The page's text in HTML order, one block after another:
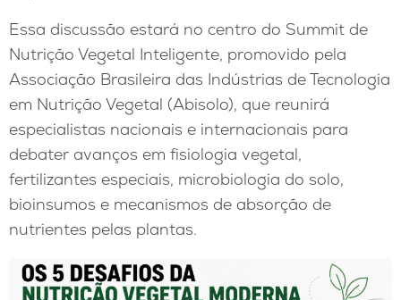
Essa discussão estará no centro do Summit de
Nutrição Vegetal Inteligente, promovido pela
Associação Brasileira das Indústrias de Tecnologia
em Nutrição Vegetal (Abisolo), que reunirá
especialistas nacionais e internacionais para
debater avanços em fisiologia vegetal,
fertilizantes especiais, microbiologia do solo,
bioinsumos e mecanismos de absorção de
nutrientes pelas plantas.